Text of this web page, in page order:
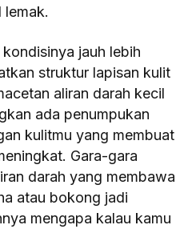
lemak.
jauh lebih
struktur lapisan kulit
aliran darah kecil
ada penumpukan
kulitmu yang membuat
Gara-gara
darah yang membawa
atau bokong jadi
mengapa kalau kamu